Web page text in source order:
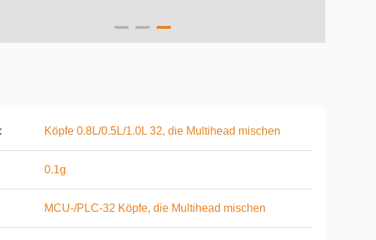
Köpfe 0.8L/0.5L/1.0L 32, die Multihead mischen
0.1g
MCU-/PLC-32 Köpfe, die Multihead mischen